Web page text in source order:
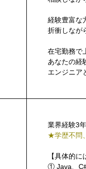
経験豊富な
折衝しなが
在宅勤務で
あなたの経
エンジニア
業界経験3
★学歴不問
【具体的に
① Java、